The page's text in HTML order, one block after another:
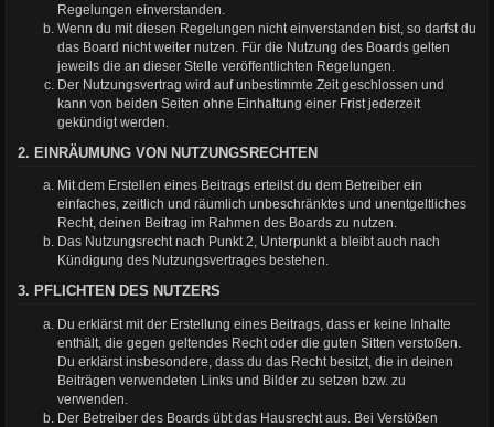
Regelungen einverstanden.
Wenn du mit diesen Regelungen nicht einverstanden bist, so darfst du
das Board nicht weiter nutzen. Für die Nutzung des Boards gelten
jeweils die an dieser Stelle veröffentlichten Regelungen.
Der Nutzungsvertrag wird auf unbestimmte Zeit geschlossen und
kann von beiden Seiten ohne Einhaltung einer Frist jederzeit
gekündigt werden.
2. EINRÄUMUNG VON NUTZUNGSRECHTEN
Mit dem Erstellen eines Beitrags erteilst du dem Betreiber ein
einfaches, zeitlich und räumlich unbeschränktes und unentgeltliches
Recht, deinen Beitrag im Rahmen des Boards zu nutzen.
Das Nutzungsrecht nach Punkt 2, Unterpunkt a bleibt auch nach
Kündigung des Nutzungsvertrages bestehen.
3. PFLICHTEN DES NUTZERS
Du erklärst mit der Erstellung eines Beitrags, dass er keine Inhalte
enthält, die gegen geltendes Recht oder die guten Sitten verstoßen.
Du erklärst insbesondere, dass du das Recht besitzt, die in deinen
Beiträgen verwendeten Links und Bilder zu setzen bzw. zu
verwenden.
Der Betreiber des Boards übt das Hausrecht aus. Bei Verstößen